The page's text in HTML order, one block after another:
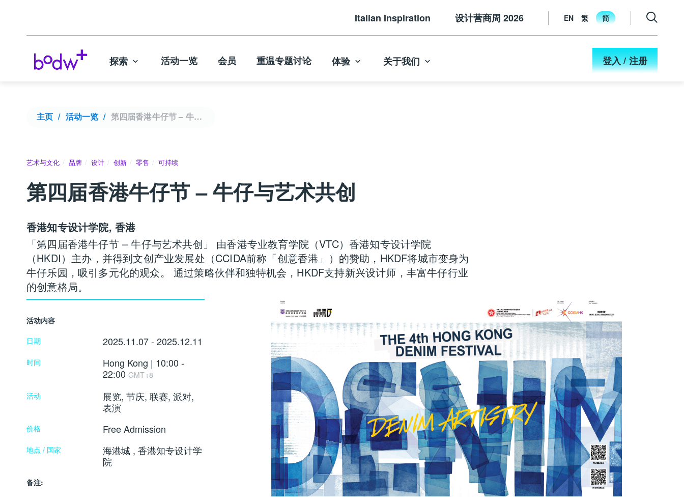
Italian Inspiration 设计营商周 2026 EN 繁 简
探索 活动一览 会员 重温专题讨论 体验 关于我们 登入 / 注册
主页 活动一览 第四届香港牛仔节 – 牛仔与艺术共创
艺术与文化 品牌 设计 创新 零售 可持续
第四届香港牛仔节 – 牛仔与艺术共创
香港知专设计学院, 香港
「第四届香港牛仔节 – 牛仔与艺术共创」 由香港专业教育学院（VTC）香港知专设计学院
（HKDI）主办，并得到文创产业发展处（CCIDA前称「创意香港」）的赞助，HKDF将城市变身为
牛仔乐园，吸引多元化的观众。 通过策略伙伴和独特机会，HKDF支持新兴设计师，丰富牛仔行业
的创意格局。
活动内容
日期
2025.11.07 - 2025.12.11
时间
Hong Kong | 10:00 -
22:00 GMT+8
活动
展览, 节庆, 联赛, 派对,
表演
价格 Free Admission
地点 / 国家
海港城 , 香港知专设计学
院
备注: